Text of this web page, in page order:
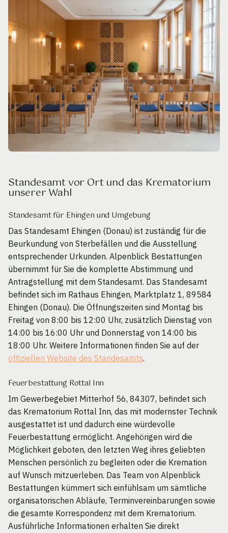
Standesamt vor Ort und das Krematorium
unserer Wahl
Standesamt für Ehingen und Umgebung
Das Standesamt Ehingen (Donau) ist zuständig für die
Beurkundung von Sterbefällen und die Ausstellung
entsprechender Urkunden. Alpenblick Bestattungen
übernimmt für Sie die komplette Abstimmung und
Antragstellung mit dem Standesamt. Das Standesamt
befindet sich im Rathaus Ehingen, Marktplatz 1, 89584
Ehingen (Donau). Die Öffnungszeiten sind Montag bis
Freitag von 8:00 bis 12:00 Uhr, zusätzlich Dienstag von
14:00 bis 16:00 Uhr und Donnerstag von 14:00 bis
18:00 Uhr. Weitere Informationen finden Sie auf der
offiziellen Website des Standesamts.
Feuerbestattung Rottal Inn
Im Gewerbegebiet Mitterhof 56, 84307, befindet sich
das Krematorium Rottal Inn, das mit modernster Technik
ausgestattet ist und dadurch eine würdevolle
Feuerbestattung ermöglicht. Angehörigen wird die
Möglichkeit geboten, den letzten Weg ihres geliebten
Menschen persönlich zu begleiten oder die Kremation
auf Wunsch mitzuerleben. Das Team von Alpenblick
Bestattungen kümmert sich einfühlsam um sämtliche
organisatorischen Abläufe, Terminvereinbarungen sowie
die gesamte Korrespondenz mit dem Krematorium.
Ausführliche Informationen erhalten Sie direkt